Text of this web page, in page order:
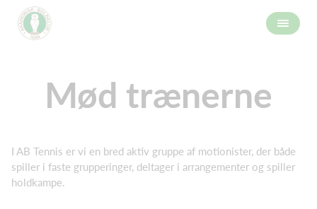
Mød trænerne
I AB Tennis er vi en bred aktiv gruppe af motionister, der både
spiller i faste grupperinger, deltager i arrangementer og spiller
holdkampe.